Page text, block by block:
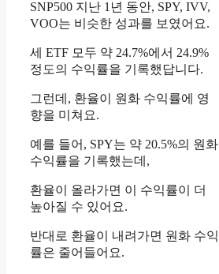
SNP500 지난 1년 동안, SPY, IVV,
VOO는 비슷한 성과를 보였어요.
세 ETF 모두 약 24.7%에서 24.9%
정도의 수익률을 기록했답니다.
그런데, 환율이 원화 수익률에 영
향을 미쳐요.
예를 들어, SPY는 약 20.5%의 원화
수익률을 기록했는데,
환율이 올라가면 이 수익률이 더
높아질 수 있어요.
반대로 환율이 내려가면 원화 수익
률은 줄어들어요.